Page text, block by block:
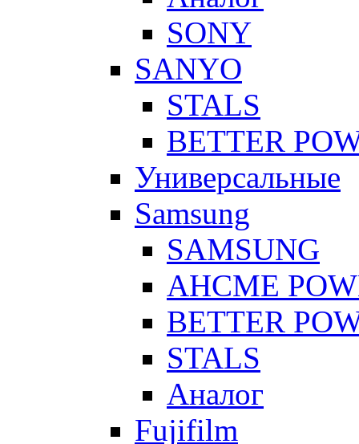
SONY
SANYO
STALS
BETTER
Универсальные
Samsung
SAMSUNG
AHCME
BETTER
STALS
Аналог
Fujifilm